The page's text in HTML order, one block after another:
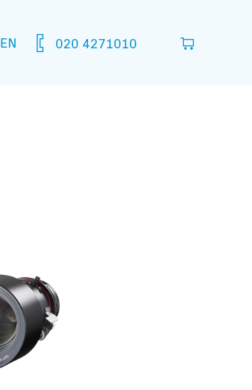
020 4271010
EN
Totaal gewicht:
0.0kg